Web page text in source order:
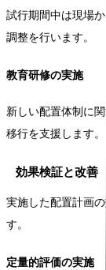
試行期間中は現場
調整を行います。
教育研修の実施
新しい配置体制に
移行を支援します。
効果検証と改善
実施した配置計画
す。
定量的評価の実施